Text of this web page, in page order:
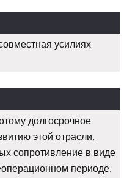
усилиях
долгосрочное
этой отрасли.
сопротивление в виде
периоде.